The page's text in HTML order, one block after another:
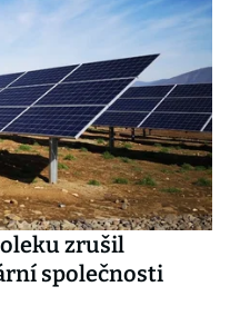
zrušil
společnosti